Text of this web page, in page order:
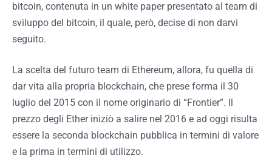
bitcoin, contenuta in un white paper presentato al team di
sviluppo del bitcoin, il quale, però, decise di non darvi
seguito.
La scelta del futuro team di Ethereum, allora, fu quella di
dar vita alla propria blockchain, che prese forma il 30
luglio del 2015 con il nome originario di “Frontier”. Il
prezzo degli Ether iniziò a salire nel 2016 e ad oggi risulta
essere la seconda blockchain pubblica in termini di valore
e la prima in termini di utilizzo.